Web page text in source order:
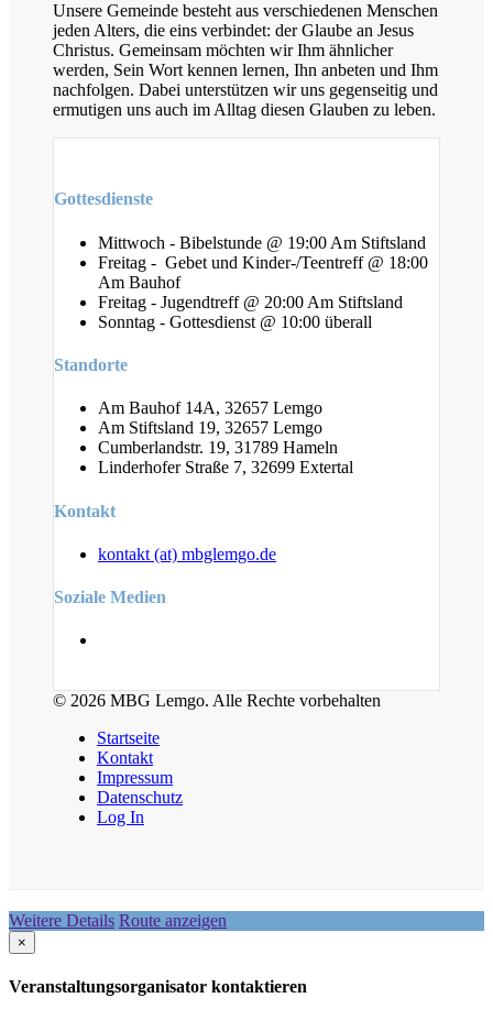
Unsere Gemeinde besteht aus verschiedenen Menschen
jeden Alters, die eins verbindet: der Glaube an Jesus
Christus. Gemeinsam möchten wir Ihm ähnlicher
werden, Sein Wort kennen lernen, Ihn anbeten und Ihm
nachfolgen. Dabei unterstützen wir uns gegenseitig und
ermutigen uns auch im Alltag diesen Glauben zu leben.
Gottesdienste
Mittwoch - Bibelstunde @ 19:00 Am Stiftsland
Freitag - Gebet und Kinder-/Teentreff @ 18:00
Am Bauhof
Freitag - Jugendtreff @ 20:00 Am Stiftsland
Sonntag - Gottesdienst @ 10:00 überall
Standorte
Am Bauhof 14A, 32657 Lemgo
Am Stiftsland 19, 32657 Lemgo
Cumberlandstr. 19, 31789 Hameln
Linderhofer Straße 7, 32699 Extertal
Kontakt
kontakt (at) mbglemgo.de
Soziale Medien
© 2026 MBG Lemgo. Alle Rechte vorbehalten
Startseite
Kontakt
Impressum
Datenschutz
Log In
Weitere Details Route anzeigen
×
Veranstaltungsorganisator kontaktieren